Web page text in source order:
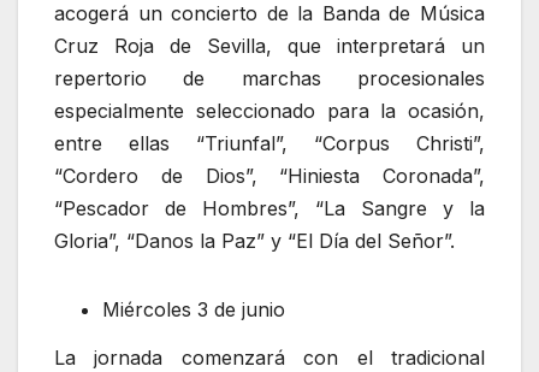
acogerá un concierto de la Banda de Música
Cruz Roja de Sevilla, que interpretará un
repertorio de marchas procesionales
especialmente seleccionado para la ocasión,
entre ellas “Triunfal”, “Corpus Christi”,
“Cordero de Dios”, “Hiniesta Coronada”,
“Pescador de Hombres”, “La Sangre y la
Gloria”, “Danos la Paz” y “El Día del Señor”.
Miércoles 3 de junio
La jornada comenzará con el tradicional